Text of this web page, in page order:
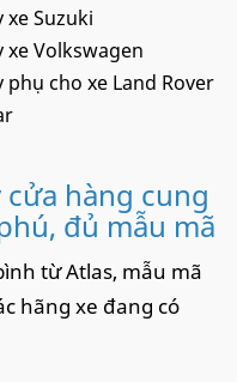
xe Suzuki
xe Volkswagen
phụ cho xe Land Rover
cửa hàng cung
đủ mẫu mã
từ Atlas, mẫu mã
hãng xe đang có